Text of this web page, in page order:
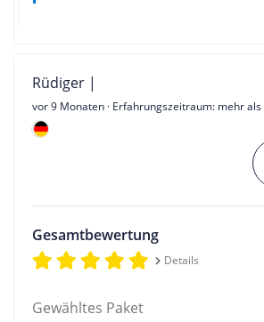
Rüdiger |
vor 9 Monaten · Erfahrungszeitraum: mehr als
Gesamtbewertung
Details
Gewähltes Paket